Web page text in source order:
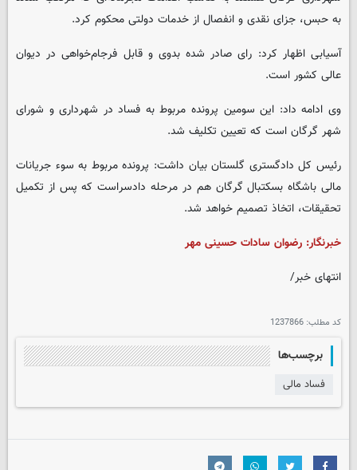
به حبس، جزای نقدی و انفصال از خدمات دولتی محکوم کرد.
آسیابی اظهار کرد: رای صادر شده بدوی و قابل فرجام‌خواهی در دیوان
عالی کشور است.
وی ادامه داد: این سومین پرونده مربوط به فساد در شهرداری و شورای
شهر گرگان است که تعیین تکلیف شد.
رئیس کل دادگستری گلستان بیان داشت: پرونده مربوط به سوء جریانات
مالی باشگاه بسکتبال گرگان هم در مرحله دادسراست که پس از تکمیل
تحقیقات، اتخاذ تصمیم خواهد شد.
خبرنگار: رضوان سادات حسینی مهر
انتهای خبر/
کد مطلب: 1237866
برچسب‌ها
فساد مالی